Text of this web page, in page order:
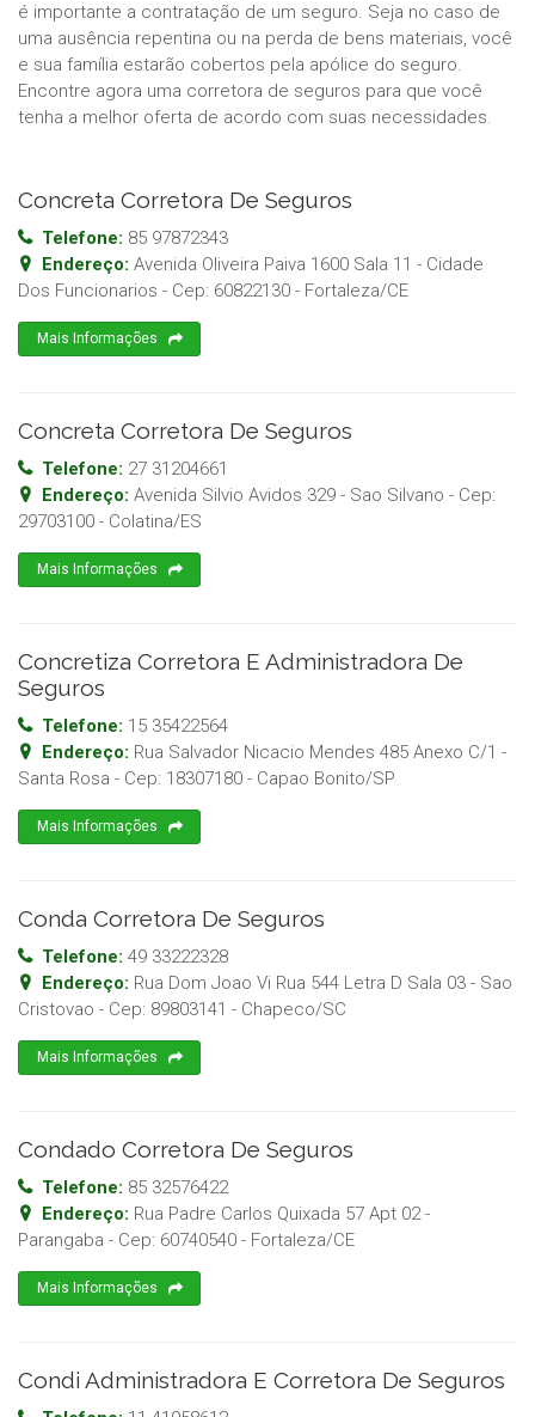
é importante a contratação de um seguro. Seja no caso de
uma ausência repentina ou na perda de bens materiais, você
e sua família estarão cobertos pela apólice do seguro.
Encontre agora uma corretora de seguros para que você
tenha a melhor oferta de acordo com suas necessidades.
Concreta Corretora De Seguros
Telefone: 85 97872343
Endereço: Avenida Oliveira Paiva 1600 Sala 11 - Cidade
Dos Funcionarios - Cep: 60822130 - Fortaleza/CE
Mais Informações
Concreta Corretora De Seguros
Telefone: 27 31204661
Endereço: Avenida Silvio Avidos 329 - Sao Silvano - Cep:
29703100 - Colatina/ES
Mais Informações
Concretiza Corretora E Administradora De
Seguros
Telefone: 15 35422564
Endereço: Rua Salvador Nicacio Mendes 485 Anexo C/1 -
Santa Rosa - Cep: 18307180 - Capao Bonito/SP
Mais Informações
Conda Corretora De Seguros
Telefone: 49 33222328
Endereço: Rua Dom Joao Vi Rua 544 Letra D Sala 03 - Sao
Cristovao - Cep: 89803141 - Chapeco/SC
Mais Informações
Condado Corretora De Seguros
Telefone: 85 32576422
Endereço: Rua Padre Carlos Quixada 57 Apt 02 -
Parangaba - Cep: 60740540 - Fortaleza/CE
Mais Informações
Condi Administradora E Corretora De Seguros